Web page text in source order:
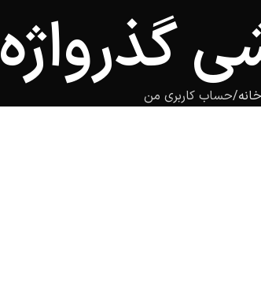
گذرواژه خانه حساب کاربری من